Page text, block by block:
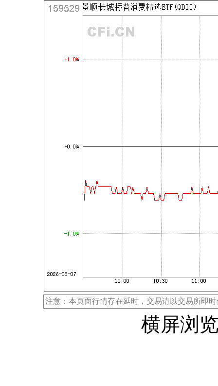
注意：本页面行情存在延时，交易请以交易所即
横屏浏